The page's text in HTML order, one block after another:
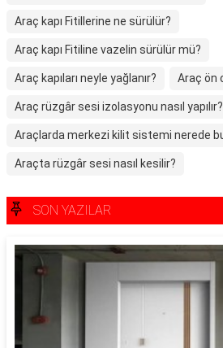
Araç kapı Fitillerine ne sürülür?
Araç kapı Fitiline vazelin sürülür mü?
Araç kapıları neyle yağlanır? Araç ön
Araç rüzgâr sesi izolasyonu nasıl yapılır?
Araçlarda merkezi kilit sistemi nerede
Araçta rüzgâr sesi nasıl kesilir?
SON YAZILAR